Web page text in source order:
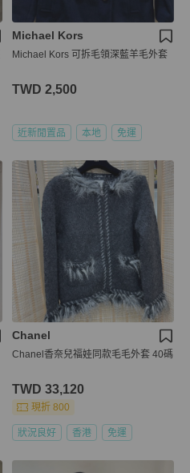
Michael Kors
Michael Kors 可拆毛領深藍羊毛外套
TWD 2,500
近新閒置品 本地 免運
Chanel
Chanel香奈兒福娃同款毛毛外套 40碼
TWD 33,120
現折 800
狀況良好 香港 免運